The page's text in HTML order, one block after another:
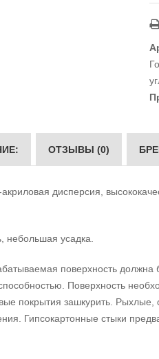
ОТЗЫВЫ (0)
дисперсия,
небольшая усадка.
поверхность
Поверхность
покрытия зашкурить.
Гипсокартонные стыки